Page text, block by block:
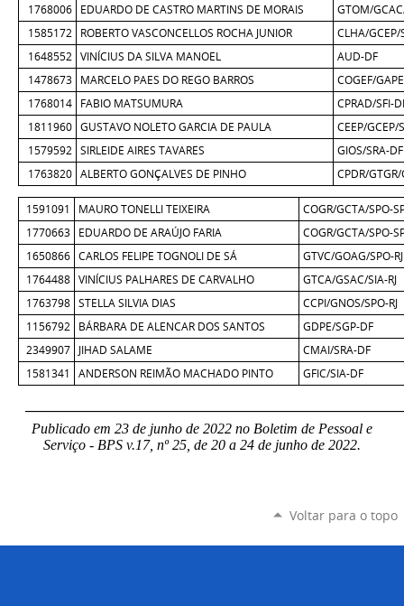
1768006 EDUARDO DE CASTRO MARTINS DE MORAIS
GTOM/
1585172 ROBERTO VASCONCELLOS ROCHA JUNIOR
CLHA/GCEP/
1648552 VINÍCIUS DA SILVA MANOEL
AUD-DF
1478673 MARCELO PAES DO REGO BARROS
COGEF/
1768014 FABIO MATSUMURA
CPRAD/SFI-
1811960 GUSTAVO NOLETO GARCIA DE PAULA
CEEP/GCEP/
1579592 SIRLEIDE AIRES TAVARES
GIOS/SRA-DF
1763820 ALBERTO GONÇALVES DE PINHO CPDR/
1591091 MAURO TONELLI TEIXEIRA
COGR/GCTA/SPO-
1770663 EDUARDO DE ARAÚJO FARIA
COGR/GCTA/SPO-
1650866 CARLOS FELIPE TOGNOLI DE SÁ
GTVC/GOAG/SPO-RJ
1764488 VINÍCIUS PALHARES DE CARVALHO
GTCA/GSAC/SIA-RJ
1763798 STELLA SILVIA DIAS
CCPI/GNOS/SPO-RJ
1156792 BÁRBARA DE ALENCAR DOS SANTOS​
GDPE/SGP-DF
2349907 JIHAD SALAME
CMAI/SRA-DF
1581341
ANDERSON REIMÃO MACHADO PINTO GFIC/SIA-DF
Publicado em 23 de junho de 2022 no Boletim de Pessoal e
Serviço - BPS v.17, nº 25, de 20 a 24 de junho de 2022.
Voltar para o topo